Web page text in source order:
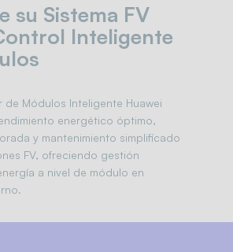
su Sistema FV
Inteligente
de Módulos Inteligente Huawei
energético óptimo,
y mantenimiento simplificado
FV, ofreciendo gestión
a nivel de módulo en